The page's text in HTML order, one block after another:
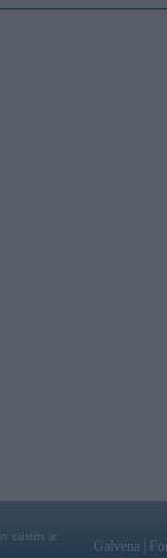
saistīts ar
Galvena